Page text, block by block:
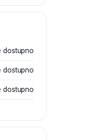
dostupno
dostupno
dostupno